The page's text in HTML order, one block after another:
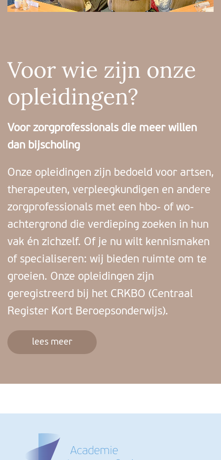
Voor wie zijn onze
opleidingen?
Voor zorgprofessionals die meer willen
dan bijscholing
Onze opleidingen zijn bedoeld voor artsen,
therapeuten, verpleegkundigen en andere
zorgprofessionals met een hbo- of wo-
achtergrond die verdieping zoeken in hun
vak én zichzelf. Of je nu wilt kennismaken
of specialiseren: wij bieden ruimte om te
groeien. Onze opleidingen zijn
geregistreerd bij het CRKBO (Centraal
Register Kort Beroepsonderwijs).
lees meer